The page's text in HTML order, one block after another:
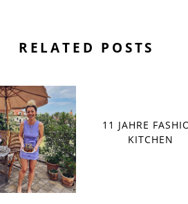
RELATED POSTS
11 JAHRE
KITCHEN